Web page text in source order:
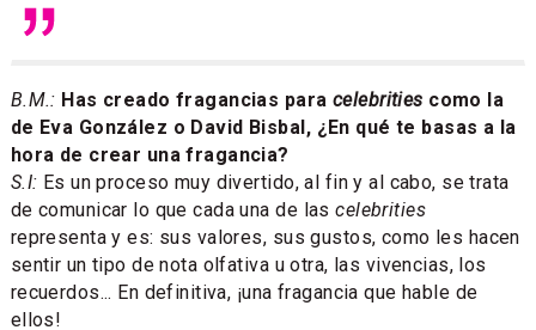
B.M.: Has creado fragancias para celebrities como la
de Eva González o David Bisbal, ¿En qué te basas a la
hora de crear una fragancia?
S.I: Es un proceso muy divertido, al fin y al cabo, se trata
de comunicar lo que cada una de lascelebrities
representa y es: sus valores, sus gustos, como les hacen
sentir un tipo de nota olfativa u otra, las vivencias, los
recuerdos... En definitiva, ¡una fragancia que hable de
ellos!